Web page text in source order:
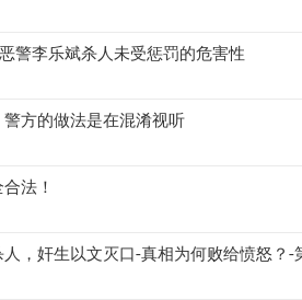
警李乐斌杀人未受惩罚的危害性
方的做法是在混淆视听
法！
，奸生以文灭口-真相为何败给愤怒？-